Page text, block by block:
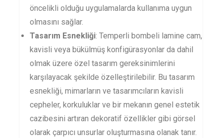
öncelikli olduğu uygulamalarda kullanıma uygun
olmasını sağlar.
Tasarım Esnekliği: Temperli bombeli lamine cam,
kavisli veya bükülmüş konfigürasyonlar da dahil
olmak üzere özel tasarım gereksinimlerini
karşılayacak şekilde özelleştirilebilir. Bu tasarım
esnekliği, mimarların ve tasarımcıların kavisli
cepheler, korkuluklar ve bir mekanın genel estetik
cazibesini artıran dekoratif özellikler gibi görsel
olarak çarpıcı unsurlar oluşturmasına olanak tanır.